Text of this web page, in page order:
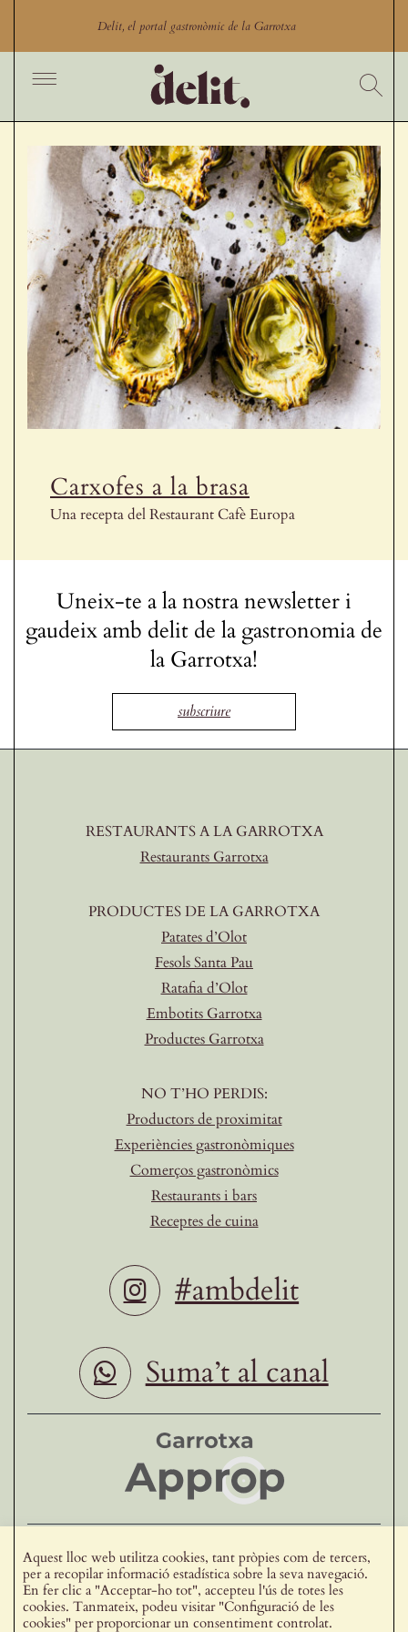
Delit, el portal gastronòmic de la Garrotxa
Toggle
Cercador
Productes
Productors
Restaurants Garrotxa
Comerços gastronòmics
Experiències gastronòmiques
Blog
Receptes de la Garrotxa
Carxofes a la brasa
Una recepta del Restaurant Cafè Europa
Uneix-te a la nostra newsletter i
gaudeix amb delit de la gastronomia de
la Garrotxa!
subscriure
RESTAURANTS A LA GARROTXA
Restaurants Garrotxa
PRODUCTES DE LA GARROTXA
Patates d’Olot
Fesols Santa Pau
Ratafia d’Olot
Embotits Garrotxa
Productes Garrotxa
NO T’HO PERDIS:
Productors de proximitat
Experiències gastronòmiques
Comerços gastronòmics
Restaurants i bars
Receptes de cuina
#ambdelit
Suma’t al canal
Ho fan possible
Vull formar part de delit
Aquest lloc web utilitza cookies, tant pròpies com de tercers,
per a recopilar informació estadística sobre la seva navegació.
En fer clic a "Acceptar-ho tot", accepteu l'ús de totes les
cookies. Tanmateix, podeu visitar "Configuració de les
cookies" per proporcionar un consentiment controlat.